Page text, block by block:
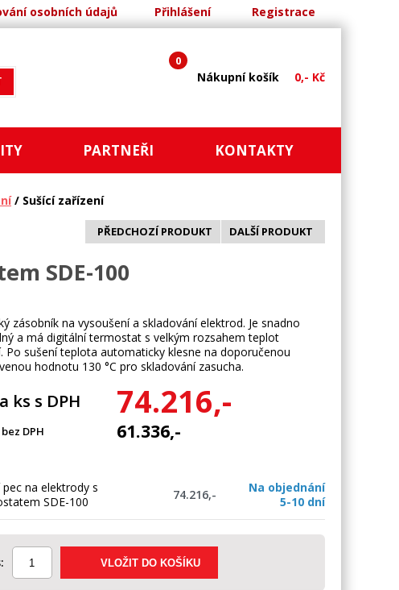
osobních údajů Přihlášení Registrace
Nákupní košík 0,- Kč
0
PARTNEŘI KONTAKTY
/ Sušící zařízení
DALŠÍ PRODUKT
PŘEDCHOZÍ PRODUKT
SDE-100
zásobník na vysoušení a skladování elektrod. Je snadno
a má digitální termostat s velkým rozsahem teplot
Po sušení teplota automaticky klesne na doporučenou
hodnotu 130 °C pro skladování zasucha.
ks s DPH 74.216,-
DPH 61.336,-
pec na elektrody s
SDE-100
74.216,-
Na objednání
5-10 dní